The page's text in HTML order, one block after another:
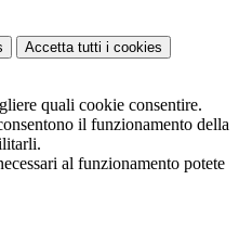
Accetta tutti i cookies
quali cookie consentire.
il funzionamento della
al funzionamento potete